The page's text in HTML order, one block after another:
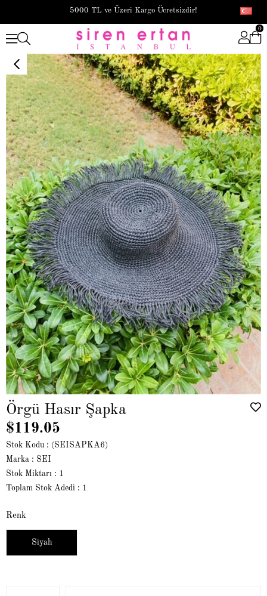
5000 TL ve Üzeri Kargo Ücretsizdir!
0
Örgü Hasır Şapka
$119.05
Stok Kodu
(SEISAPKA6)
Marka : SEI
Stok Miktarı : 1
Toplam Stok Adedi : 1
Renk
Siyah